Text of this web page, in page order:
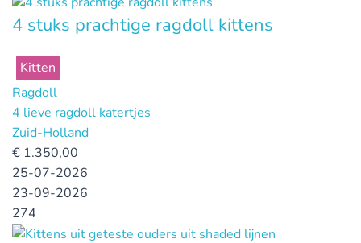
4 stuks prachtige ragdoll kittens
Kitten
Ragdoll
4 lieve ragdoll katertjes
Zuid-Holland
€ 1.350,00
25-07-2026
23-09-2026
274